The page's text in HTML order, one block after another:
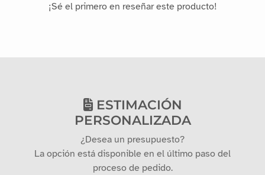
¡Sé el primero en reseñar este producto!
ESTIMACIÓN
PERSONALIZADA
¿Desea un presupuesto?
La opción está disponible en el último paso del
proceso de pedido.